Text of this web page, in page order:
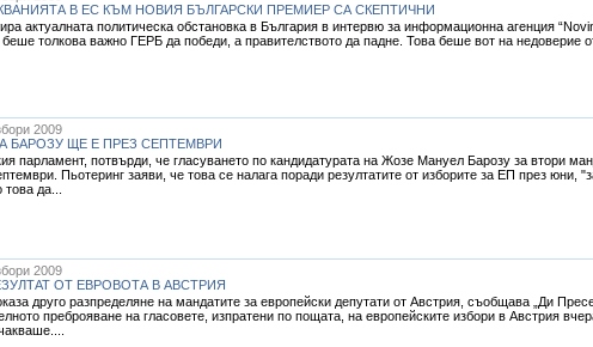
В ЕС КЪМ НОВИЯ БЪЛГАРСКИ ПРЕМИЕР СА СКЕПТИЧНИ
актуалната политическа обстановка в България в интервю за информационна агенция
толкова важно ГЕРБ да победи, а правителството да падне. Това беше вот на недоверие
2009
БАРОЗУ ЩЕ Е ПРЕЗ СЕПТЕМВРИ
парламент, потвърди, че гласуването по кандидатурата на Жозе Мануел Барозу за втори
Пьотеринг заяви, че това се налага поради резултатите от изборите за ЕП през юни,
да...
2009
ОТ ЕВРОВОТА В АВСТРИЯ
друго разпределяне на мандатите за европейски депутати от Австрия, съобщава „Ди
преброяване на гласовете, изпратени по пощата, на европейските избори в Австрия